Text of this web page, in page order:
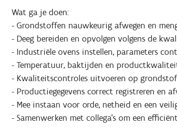
Wat ga je doen:
- Grondstoffen nauwkeurig afwegen en
- Deeg bereiden en opvolgen volgens de
- Industriële ovens instellen, parameters
- Temperatuur, baktijden en
- Kwaliteitscontroles uitvoeren op
- Productiegegevens correct registreren en
- Mee instaan voor orde, netheid en een
- Samenwerken met collega's om een